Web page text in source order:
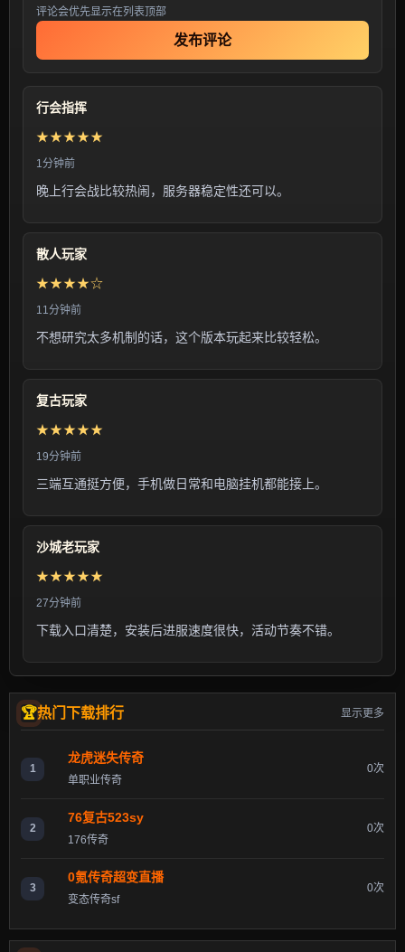
评论会优先显示在列表顶部
发布评论
行会指挥
★★★★★
1分钟前
晚上行会战比较热闹，服务器稳定性还可以。
散人玩家
★★★★☆
11分钟前
不想研究太多机制的话，这个版本玩起来比较轻松。
复古玩家
★★★★★
19分钟前
三端互通挺方便，手机做日常和电脑挂机都能接上。
沙城老玩家
★★★★★
27分钟前
下载入口清楚，安装后进服速度很快，活动节奏不错。
热门下载排行 显示更多
1
龙虎迷失传奇
单职业传奇
0次
2
76复古523sy
176传奇
0次
3
0氪传奇超变直播
变态传奇sf
0次